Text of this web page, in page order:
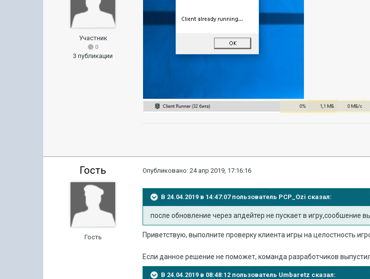
Участник
0
3 публикации
Гость
Гость
Опубликовано:24 апр 2019, 17:16:16
В 24.04.2019 в 14:47:07 пользователь PCP_Ozi сказал:
после обновление через апдейтер не пускает в игру,сообшение
Приветствую, выполните проверку клиента игры на целостность
Если данное решение не поможет, команда разработчиков
В 24.04.2019 в 08:48:12 пользователь Umbaretz сказал: